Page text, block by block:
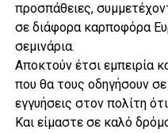
προσπάθειες,
σε διάφορα καρποφόρα
σεμινάρια.
Αποκτούν έτσι εμπειρία
που θα τους οδηγήσουν
εγγυήσεις στον πολίτη
Και είμαστε σε καλό